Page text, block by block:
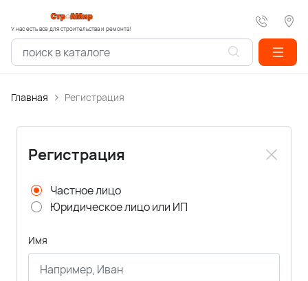
У нас есть все для строительства и ремонта!
Главная Регистрация
Регистрация
Частное лицо
Юридическое лицо или ИП
Имя